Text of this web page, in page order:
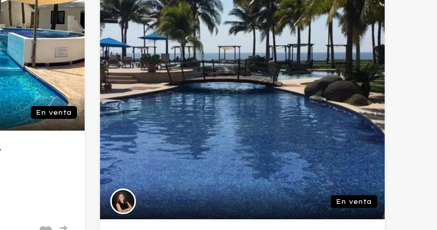
En venta
Valeria Maza En venta